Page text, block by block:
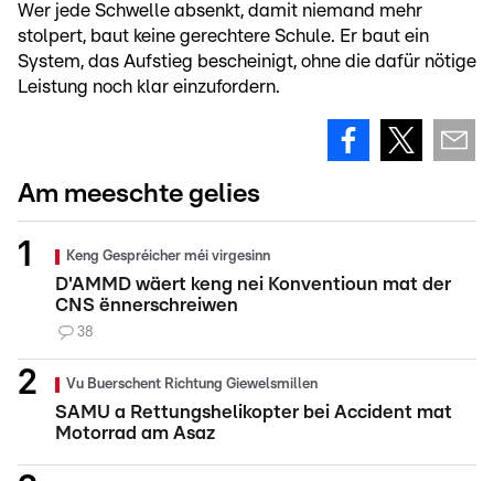
Wer jede Schwelle absenkt, damit niemand mehr
stolpert, baut keine gerechtere Schule. Er baut ein
System, das Aufstieg bescheinigt, ohne die dafür nötige
Leistung noch klar einzufordern.
Am meeschte gelies
Keng Gespréicher méi virgesinn
D'AMMD wäert keng nei Konventioun mat der
CNS ënnerschreiwen
38
Vu Buerschent Richtung Giewelsmillen
SAMU a Rettungshelikopter bei Accident mat
Motorrad am Asaz